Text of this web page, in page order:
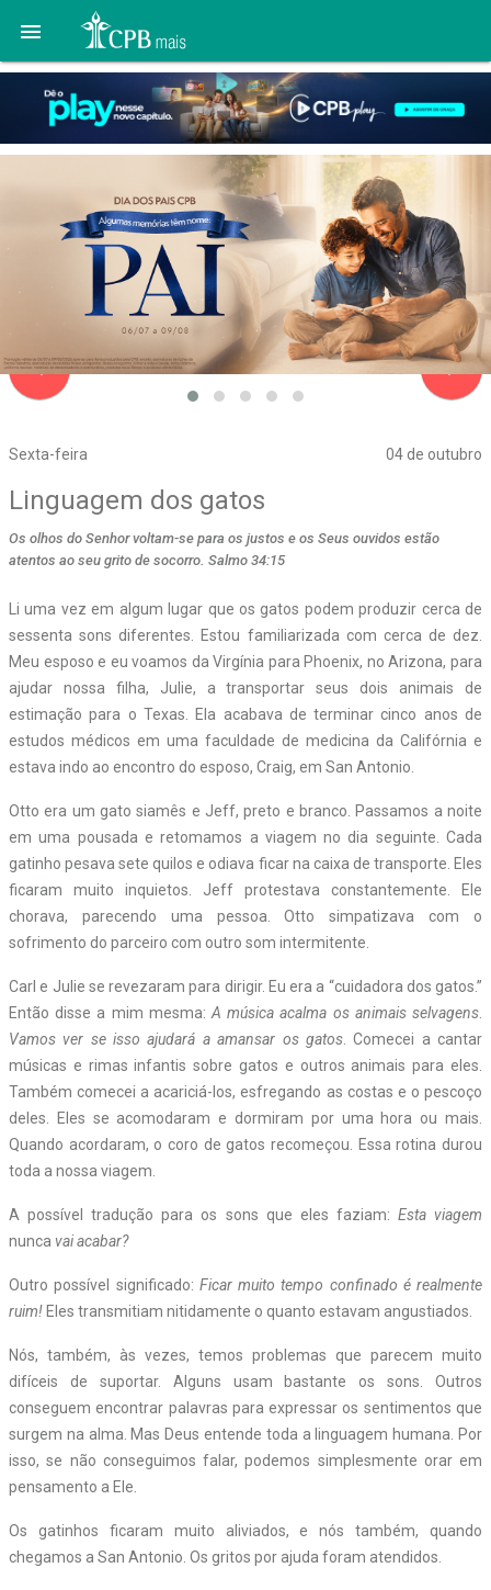

Sexta-feira 04 de outubro
navigate_before
Linguagem dos gatos
Os olhos do Senhor voltam-se para os justos e os Seus ouvidos estão
atentos ao seu grito de socorro. Salmo 34:15
Li uma vez em algum lugar que os gatos podem produzir cerca de
sessenta sons diferentes. Estou familiarizada com cerca de dez.
Meu esposo e eu voamos da Virgínia para Phoenix, no Arizona, para
ajudar nossa filha, Julie, a transportar seus dois animais de
estimação para o Texas. Ela acabava de terminar cinco anos de
estudos médicos em uma faculdade de medicina da Califórnia e
estava indo ao encontro do esposo, Craig, em San Antonio.
Otto era um gato siamês e Jeff, preto e branco. Passamos a noite
em uma pousada e retomamos a viagem no dia seguinte. Cada
gatinho pesava sete quilos e odiava ficar na caixa de transporte. Eles
ficaram muito inquietos. Jeff protestava constantemente. Ele
chorava, parecendo uma pessoa. Otto simpatizava com o
sofrimento do parceiro com outro som intermitente.
Carl e Julie se revezaram para dirigir. Eu era a “cuidadora dos gatos.”
Então disse a mim mesma: A música acalma os animais selvagens
Vamos ver se isso ajudará a amansar os gatos. Comecei a cantar
músicas e rimas infantis sobre gatos e outros animais para eles.
Também comecei a acariciá-los, esfregando as costas e o pescoço
deles. Eles se acomodaram e dormiram por uma hora ou mais.
Quando acordaram, o coro de gatos recomeçou. Essa rotina durou
toda a nossa viagem.
A possível tradução para os sons que eles faziam: Esta viagem
nunca vai acabar?
Outro possível significado: Ficar muito tempo confinado é realmente
ruim!Eles transmitiam nitidamente o quanto estavam angustiados.
Nós, também, às vezes, temos problemas que parecem muito
difíceis de suportar. Alguns usam bastante os sons. Outros
conseguem encontrar palavras para expressar os sentimentos que
surgem na alma. Mas Deus entende toda a linguagem humana. Por
isso, se não conseguimos falar, podemos simplesmente orar em
pensamento a Ele.
Os gatinhos ficaram muito aliviados, e nós também, quando
chegamos a San Antonio. Os gritos por ajuda foram atendidos.
navigate_next